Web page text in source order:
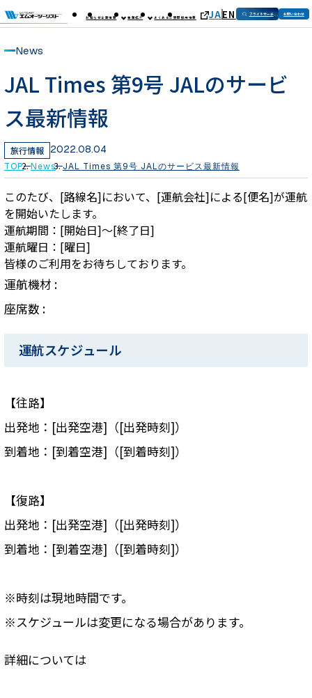
お知らせ企業情報 事業紹介 よくあるご質問採用情報 JAEN フライトサーチ お問い合わせ
News
JAL Times 第9号 JALのサービ
ス最新情報
旅行情報 2022.08.04
TOP News JAL Times 第9号 JALのサービス最新情報
このたび、[路線名]において、[運航会社]による[便名]が運航
を開始いたします。
運航期間：[開始日]～[終了日]
運航曜日：[曜日]
皆様のご利用をお待ちしております。
運航機材 :
座席数 :
運航スケジュール
【往路】
出発地：[出発空港]（[出発時刻]）
到着地：[到着空港]（[到着時刻]）
【復路】
出発地：[出発空港]（[出発時刻]）
到着地：[到着空港]（[到着時刻]）
※時刻は現地時間です。
※スケジュールは変更になる場合があります。
詳細については